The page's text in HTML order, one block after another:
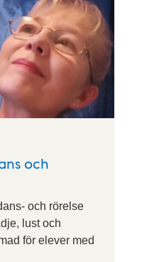
och
och rörelse
lust och
för elever med